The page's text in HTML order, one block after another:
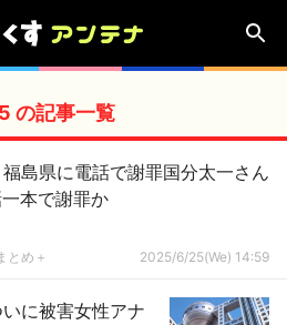
の記事一覧
島県に電話で謝罪国分太一さん
違反で | 電話一本で謝罪か
とめ＋ 2025/6/25(We) 14:59
に被害女性アナ